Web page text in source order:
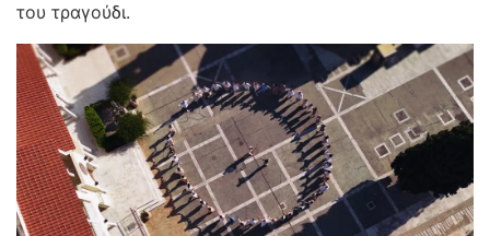
του τραγούδι.